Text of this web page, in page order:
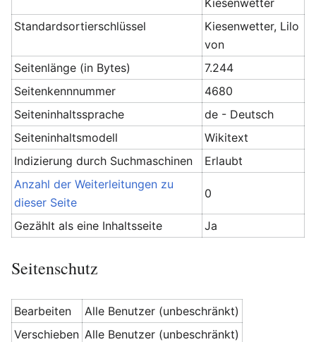
Kiesenwetter
Standardsortierschlüssel
Kiesenwetter, Lilo
von
Seitenlänge (in Bytes)
7.244
Seitenkennnummer
4680
Seiteninhaltssprache
de - Deutsch
Seiteninhaltsmodell
Wikitext
Indizierung durch Suchmaschinen
Erlaubt
Anzahl der Weiterleitungen zu
dieser Seite
0
Gezählt als eine Inhaltsseite Ja
Seitenschutz
Bearbeiten
Alle Benutzer (unbeschränkt)
Verschieben Alle Benutzer (unbeschränkt)